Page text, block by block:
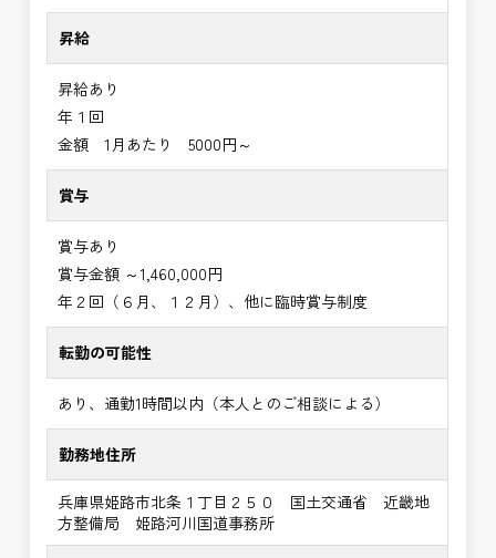
昇給
昇給あり
年１回
金額 1月あたり 5000円～
賞与
賞与あり
賞与金額 ～1,460,000円
年２回（６月、１２月）、他に臨時賞与制度
転勤の可能性
あり、通勤1時間以内（本人とのご相談による）
勤務地住所
兵庫県姫路市北条１丁目２５０ 国土交通省 近畿地
方整備局 姫路河川国道事務所